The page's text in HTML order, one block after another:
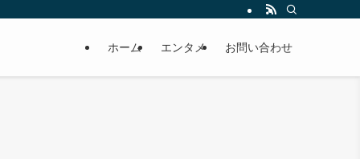
ホーム エンタメ お問い合わせ